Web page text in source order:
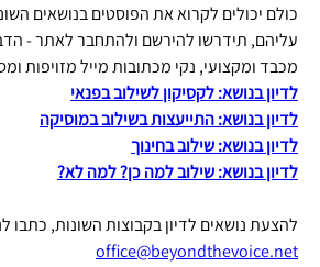
מכבד ומקצועי, נקי מכתובות מייל מזויפות
לדיון בנושא: לקסיקון לשילוב בפנאי
לדיון בנושא: התייעצות בשילוב במוסיקה
לדיון בנושא: שילוב בחינוך
לדיון בנושא: שילוב למה כן? למה לא?
להצעת נושאים לדיון בקבוצות השונות, כתבו
office@beyondthevoice.net